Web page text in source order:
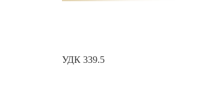
УДК 339.5